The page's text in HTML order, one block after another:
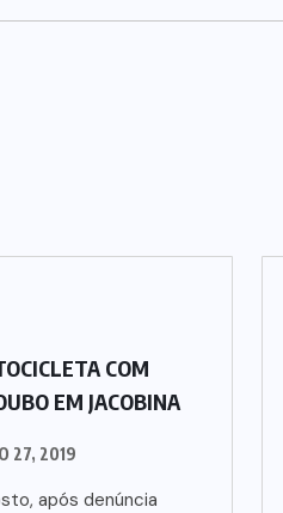
COM
EM JACOBINA
27, 2019
após denúncia